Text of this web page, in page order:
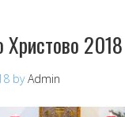
Христово 2018
byAdmin